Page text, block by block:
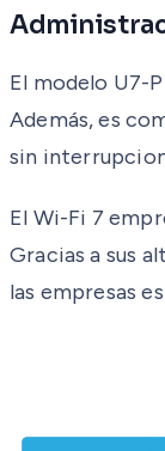
El modelo U7-
Además, es
sin
El Wi-Fi 7
Gracias a sus
las empresas